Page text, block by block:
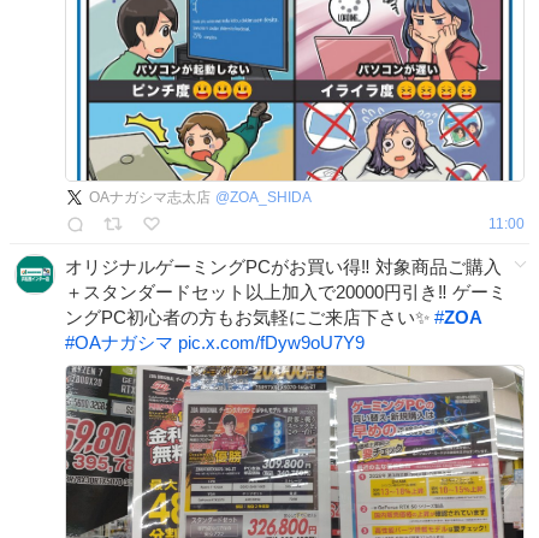
OAナガシマ志太店 @ZOA_SHIDA
11:00
オリジナルゲーミングPCがお買い得‼️ 対象商品ご購入
＋スタンダードセット以上加入で20000円引き‼️ ゲーミ
ングPC初心者の方もお気軽にご来店下さい✨️ #ZOA
#OAナガシマ pic.x.com/fDyw9oU7Y9